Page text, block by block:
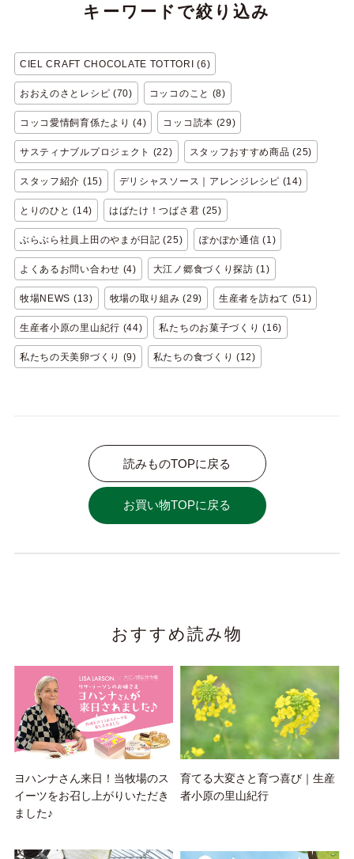
キーワードで絞り込み
CIEL CRAFT CHOCOLATE TOTTORI (6)
おおえのさとレシピ (70) コッコのこと (8)
コッコ愛情飼育係たより (4) コッコ読本 (29)
サスティナブルプロジェクト (22) スタッフおすすめ商品 (25)
スタッフ紹介 (15) デリシャスソース｜アレンジレシピ (14)
とりのひと (14) はばたけ！つばさ君 (25)
ぶらぶら社員上田のやまが日記 (25) ぽかぽか通信 (1)
よくあるお問い合わせ (4) 大江ノ郷食づくり探訪 (1)
牧場NEWS (13) 牧場の取り組み (29) 生産者を訪ねて (51)
生産者小原の里山紀行 (44) 私たちのお菓子づくり (16)
私たちの天美卵づくり (9) 私たちの食づくり (12)
読みものTOPに戻る
お買い物TOPに戻る
おすすめ読み物
ヨハンナさん来日！当牧場のス
イーツをお召し上がりいただき
ました♪
育てる大変さと育つ喜び｜生産
者小原の里山紀行